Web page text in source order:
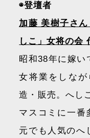
◉登壇者
加藤 美樹子さ
しこ」女将の会
昭和38年に嫁い
女将業をしな
造・販売。へし
マスコミに一番
元でも人気のへ